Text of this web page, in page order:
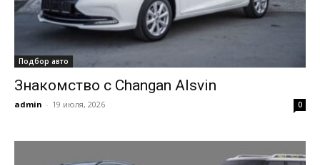
Подбор авто
Знакомство с Changan Alsvin
admin - 19 июля, 2026 0